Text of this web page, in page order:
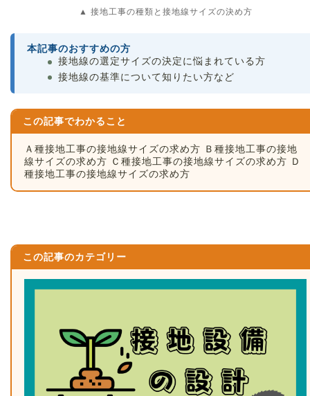
▲ 接地工事の種類と接地線サイズの決め方
本記事のおすすめの方
接地線の選定サイズの決定に悩まれている方
接地線の基準について知りたい方など
この記事でわかること
Ａ種接地工事の接地線サイズの求め方 Ｂ種接地工事の接地
線サイズの求め方 Ｃ種接地工事の接地線サイズの求め方 Ｄ
種接地工事の接地線サイズの求め方
この記事のカテゴリー